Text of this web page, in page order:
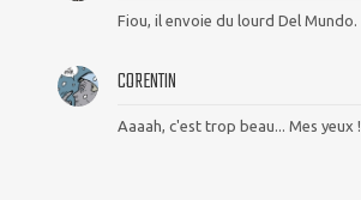
Fiou, il envoie du lourd Del Mundo.
CORENTIN
Aaaah, c'est trop beau... Mes yeux !